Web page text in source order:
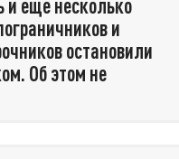
и еще несколько
и
остановили
Об этом не